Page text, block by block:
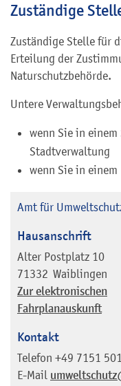
Zuständige
Zuständige Stelle für
Erteilung der
Naturschutzbehörde.
Untere
wenn Sie in
Stadtverwaltung
wenn Sie in
Amt für
Hausanschrift
Alter Postplatz 10
71332 Waiblingen
Zur elektronischen
Fahrplanauskunft
Kontakt
Telefon +49 7151
E-Mail